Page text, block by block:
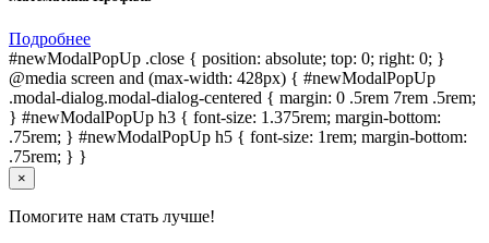
Подробнее
#newModalPopUp .close { position: absolute; top: 0; right: 0; }
@media screen and (max-width: 428px) { #newModalPopUp
.modal-dialog.modal-dialog-centered { margin: 0 .5rem 7rem .5rem;
} #newModalPopUp h3 { font-size: 1.375rem; margin-bottom:
.75rem; } #newModalPopUp h5 { font-size: 1rem; margin-bottom:
.75rem; } }
×
Помогите нам стать лучше!